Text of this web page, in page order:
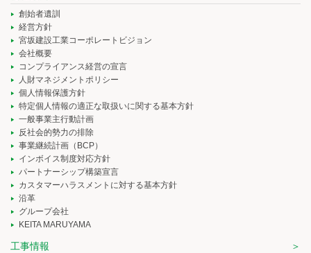
創始者遺訓
経営方針
宮坂建設工業コーポレートビジョン
会社概要
コンプライアンス経営の宣言
人財マネジメントポリシー
個人情報保護方針
特定個人情報の適正な取扱いに関する基本方針
一般事業主行動計画
反社会的勢力の排除
事業継続計画（BCP）
インボイス制度対応方針
パートナーシップ構築宣言
カスタマーハラスメントに対する基本方針
沿革
グループ会社
KEITA MARUYAMA
工事情報